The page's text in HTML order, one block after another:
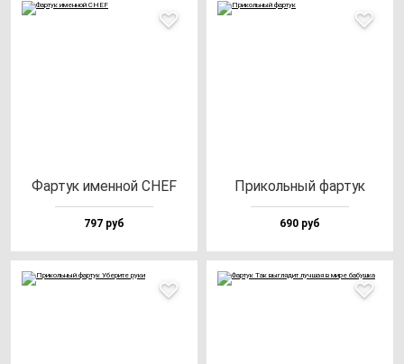
Фар­тук имен­ной CHEF
797 руб
При­коль­ный фар­тук
690 руб